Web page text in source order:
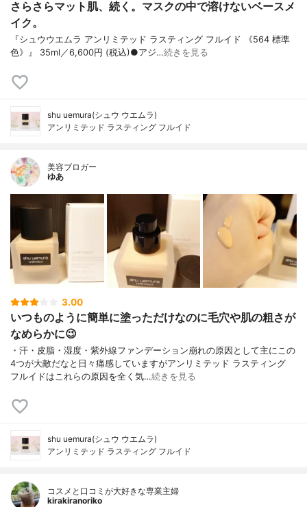
さらさらマット肌、続く。マスクの中で溶けないベースメ
イク。
『シュウウエムラ アンリミテッド ラスティング フルイド 《564 標準
色》』 35ml／6,600円 (税込)●アジ…続きを見る
shu uemura(シュウ ウエムラ)
アンリミテッド ラスティング フルイド
美容ブロガー
ゆあ
3.00
いつものように簡単に塗っただけなのに毛穴や肌の粗さが
なめらかに😉
・汗・皮脂・湿度・紫外線ファンデーション崩れの原因として主にこの
4つが大敵だなと日々痛感していますがアンリミテッド ラスティング
フルイドはこれらの原因を全く気…続きを見る
shu uemura(シュウ ウエムラ)
アンリミテッド ラスティング フルイド
コスメと口コミが大好きな専業主婦
kirakiranoriko